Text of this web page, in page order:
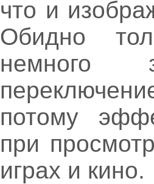
что и
Обидно
немного
потому
при
играх и кино.